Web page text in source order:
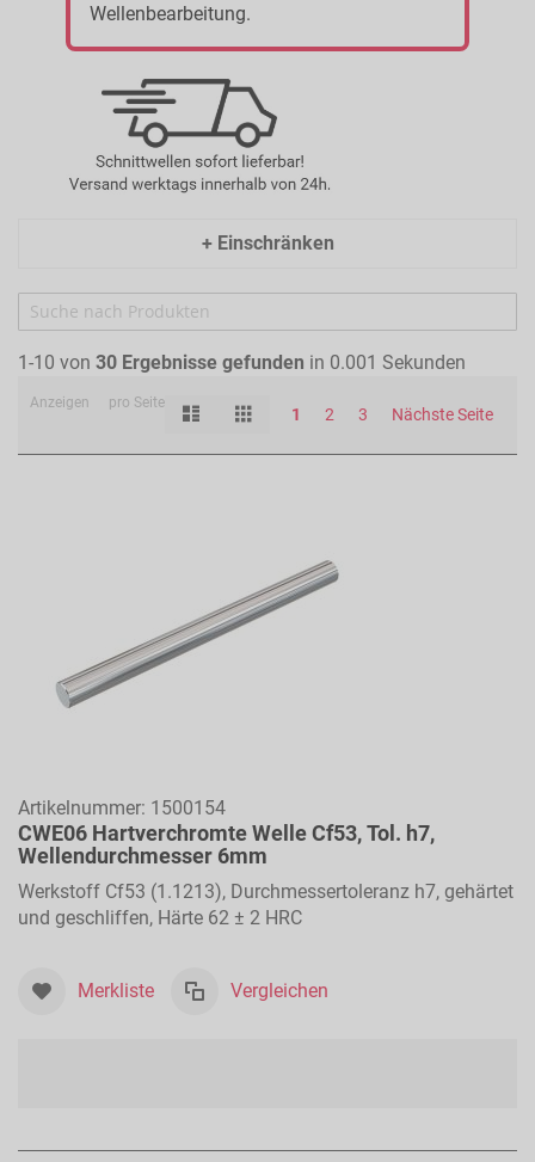
Wellenbearbeitung.
+ Einschränken
1-10 von 30 Ergebnisse gefunden in 0.001 Sekunden
Anzeigen pro Seite
1 2 3 Nächste Seite
Ansicht
als
Raster
Artikelnummer: 1500154
CWE06 Hartverchromte Welle Cf53, Tol. h7,
Wellendurchmesser 6mm
Werkstoff Cf53 (1.1213), Durchmessertoleranz h7, gehärtet
und geschliffen, Härte 62 ± 2 HRC
Merkliste Vergleichen